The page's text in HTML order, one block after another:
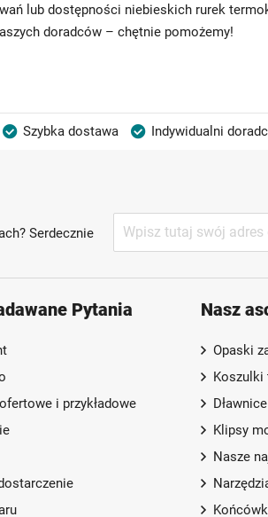
lub dostępności niebieskich rurek
doradców – chętnie pomożemy!
Szybka dostawa Indywidualni
Serdecznie
nasz
Pytania
i przykładowe
Nasz
Opaski
Koszulki
Klipsy
Nasze